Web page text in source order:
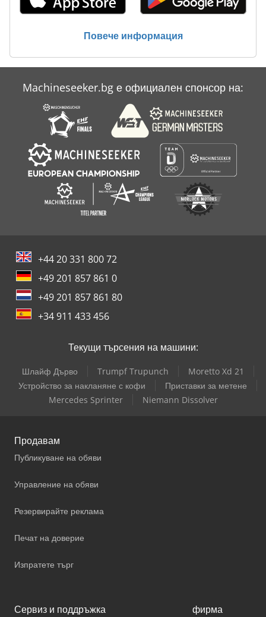
Тежкотоварни Ремарке
Повече информация
Machineseeker.bg е официален спонсор на:
+44 20 331 800 72
+49 201 857 861 0
+49 201 857 861 80
+34 911 433 456
Текущи търсения на машини:
Шлайф Дърво Trumpf Trupunch
Moretto Xd 21
Устройство за накланяне с кофи
Приставки за метене
Mercedes Sprinter
Niemann Dissolver
Продавам
Публикуване на обяви
Управление на обяви
Резервирайте реклама
Печат на доверие
Изпратете търг
Сервиз и поддръжка фирма